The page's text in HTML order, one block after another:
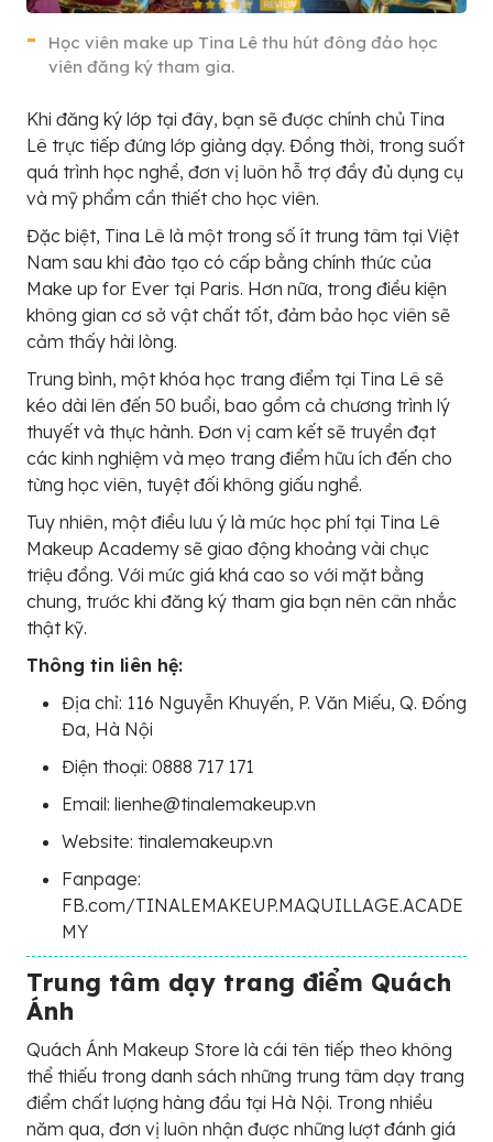
Học viên make up Tina Lê thu hút đông đảo học
viên đăng ký tham gia.
Khi đăng ký lớp tại đây, bạn sẽ được chính chủ Tina
Lê trực tiếp đứng lớp giảng dạy. Đồng thời, trong suốt
quá trình học nghề, đơn vị luôn hỗ trợ đầy đủ dụng cụ
và mỹ phẩm cần thiết cho học viên.
Đặc biệt, Tina Lê là một trong số ít trung tâm tại Việt
Nam sau khi đào tạo có cấp bằng chính thức của
Make up for Ever tại Paris. Hơn nữa, trong điều kiện
không gian cơ sở vật chất tốt, đảm bảo học viên sẽ
cảm thấy hài lòng.
Trung bình, một khóa học trang điểm tại Tina Lê sẽ
kéo dài lên đến 50 buổi, bao gồm cả chương trình lý
thuyết và thực hành. Đơn vị cam kết sẽ truyền đạt
các kinh nghiệm và mẹo trang điểm hữu ích đến cho
từng học viên, tuyệt đối không giấu nghề.
Tuy nhiên, một điều lưu ý là mức học phí tại Tina Lê
Makeup Academy sẽ giao động khoảng vài chục
triệu đồng. Với mức giá khá cao so với mặt bằng
chung, trước khi đăng ký tham gia bạn nên cân nhắc
thật kỹ.
Thông tin liên hệ:
Địa chỉ: 116 Nguyễn Khuyến, P. Văn Miếu, Q. Đống
Đa, Hà Nội
Điện thoại: 0888 717 171
Email: lienhe@tinalemakeup.vn
Website: tinalemakeup.vn
Fanpage:
FB.com/TINALEMAKEUP.MAQUILLAGE.ACADE
MY
Trung tâm dạy trang điểm Quách
Ánh
Quách Ánh Makeup Store là cái tên tiếp theo không
thể thiếu trong danh sách những trung tâm dạy trang
điểm chất lượng hàng đầu tại Hà Nội. Trong nhiều
năm qua, đơn vị luôn nhận được những lượt đánh giá